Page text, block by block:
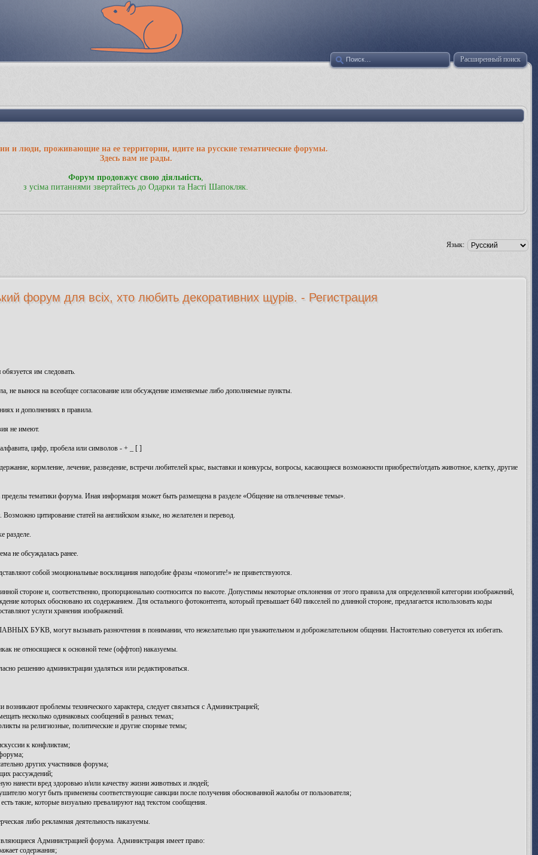
Расширенный поиск
и люди, проживающие на ее территории, идите на русские тематические форумы.
Здесь вам не рады.
Форум продовжує свою діяльність
з усіма питаннями звертайтесь до Одарки та Насті Шапокляк.
Язык:
форум для всіх, хто любить декоративних щурів. - Регистрация
им следовать.
не вынося на всеобщее согласование или обсуждение изменяемые либо дополняемые пункты.
и дополнениях в правила.
не имеют.
цифр, пробела или символов - + _ [ ]
кормление, лечение, разведение, встречи любителей крыс, выставки и конкурсы, вопросы, касающиеся возможности приобрести/отдать животное, клетку, другие
тематики форума. Иная информация может быть размещена в разделе «Общение на отвлеченные темы».
цитирование статей на английском языке, но желателен и перевод.
разделе.
не обсуждалась ранее.
собой эмоциональные восклицания наподобие фразы «помогите!» не приветствуются.
стороне и, соответственно, пропорционально соотносится по высоте. Допустимы некоторые отклонения от этого правила для определенной категории изображений,
которых обосновано их содержанием. Для остального фотоконтента, который превышает 640 пикселей по длинной стороне, предлагается использовать коды
услуги хранения изображений.
БУКВ, могут вызывать разночтения в понимании, что нежелательно при уважительном и доброжелательном общении. Настоятельно советуется их избегать.
не относящиеся к основной теме (оффтоп) наказуемы.
решению администрации удаляться или редактироваться.
проблемы технического характера, следует связаться с Администрацией;
несколько одинаковых сообщений в разных темах;
на религиозные, политические и другие спорные темы;
к конфликтам;
других участников форума;
рассуждений;
нанести вред здоровью и/или качеству жизни животных и людей;
могут быть применены соответствующие санкции после получения обоснованной жалобы от пользователя;
такие, которые визуально превалируют над текстом сообщения.
либо рекламная деятельность наказуемы.
Администрацией форума. Администрация имеет право:
содержания;